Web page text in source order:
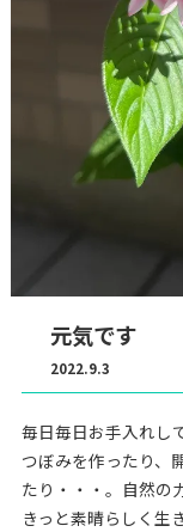
元気です
2022.9.3
毎日毎日お手入れし
つぼみを作ったり、
たり・・・。自然の
きっと素晴らしく生